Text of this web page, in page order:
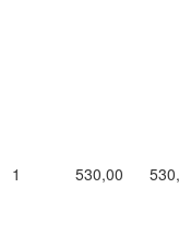
1 530,00